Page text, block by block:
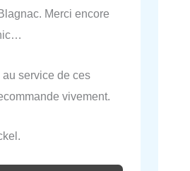
Merci encore
service de ces
vivement.